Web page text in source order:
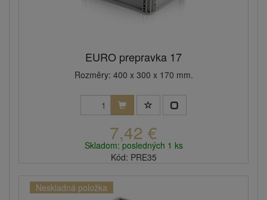
EURO prepravka 17
Rozměry: 400 x 300 x 170 mm.
7,42 €
Skladom: posledných 1 ks
Kód: PRE35
Neskladná položka